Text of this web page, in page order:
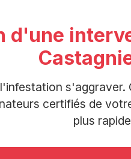
d'une
s'aggraver.
certifiés de
plus